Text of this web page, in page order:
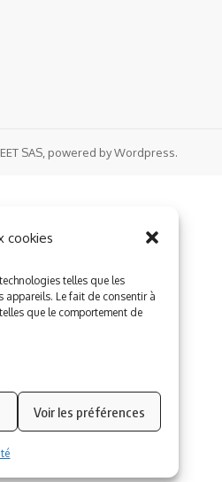
cookies
telles que les
Le fait de consentir à
que le comportement de
Voir les préférences
SAS, powered by Wordpress.